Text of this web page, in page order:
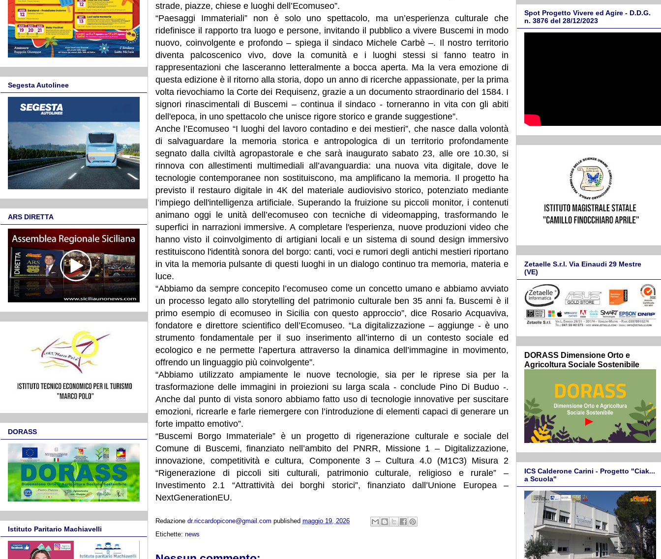
strade, piazze, chiese e luoghi dell’Ecomuseo”.
“Paesaggi Immateriali” non è solo uno spettacolo, ma un’esperienza culturale che
ridefinisce il rapporto tra luogo e persone, invitando il pubblico a vivere Buscemi in modo
nuovo, coinvolgente e profondo – spiega il sindaco Michele Carbè –. Il nostro territorio
diventa palcoscenico vivo, dove la comunità e i luoghi stessi si fanno teatro in
rappresentazioni che lasceranno letteralmente a bocca aperta. Ma la vera emozione di
questa edizione è il ritorno alla storia, dopo un anno di ricerche appassionate, per la prima
volta rievochiamo la Corte dei Requisenz, grazie a un documento straordinario del 1584. I
signori rinascimentali di Buscemi – continua il sindaco - torneranno in vita con gli abiti
dell'epoca, in uno spettacolo che unisce rigore storico e grande suggestione”.
Anche l’Ecomuseo “I luoghi del lavoro contadino e dei mestieri”, che nasce dalla volontà
di salvaguardare la memoria storica e antropologica di un territorio profondamente
segnato dalla civiltà agropastorale e che sarà inaugurato sabato 23, alle ore 10.30, si
rinnova con allestimenti multimediali all’avanguardia: una nuova vita digitale, dove le
tecnologie contemporanee non sostituiscono, ma amplificano la memoria. Il progetto ha
previsto il restauro digitale in 4K del materiale audiovisivo storico, potenziato mediante
l’impiego dell'intelligenza artificiale. Superando la fruizione su piccoli monitor, i contenuti
animano oggi le unità dell’ecomuseo con tecniche di videomapping, trasformando le
superfici in narrazioni immersive. A completare l'esperienza, nuove produzioni video che
hanno visto il coinvolgimento di artigiani locali e un sistema di sound design immersivo
restituiscono l'identità sonora del borgo: canti, voci e rumori degli antichi mestieri riportano
in vita la memoria pulsante di questi luoghi in un dialogo continuo tra memoria, materia e
luce.
“Abbiamo da sempre concepito l’ecomuseo come un concetto umano e abbiamo avviato
un processo legato allo storytelling del patrimonio culturale ben 35 anni fa. Buscemi è il
primo esempio di ecomuseo in Sicilia con questo approccio”, dice Rosario Acquaviva,
fondatore e direttore scientifico dell’Ecomuseo. “La digitalizzazione – aggiunge - è uno
strumento fondamentale per il suo inserimento all’interno di un contesto sociale ed
ecologico e ne permette l’apertura attraverso la dinamica dell’immagine in movimento,
offrendo un linguaggio più coinvolgente”.
“Abbiamo utilizzato ampiamente le nuove tecnologie, sia per le riprese sia per la
trasformazione delle immagini in proiezioni su larga scala - conclude Pino Di Buduo -.
Anche dal punto di vista sonoro abbiamo fatto uso di tecnologie innovative per suscitare
emozioni, ricrearle e farle riemergere con l’introduzione di elementi capaci di generare un
forte impatto emotivo”.
“Buscemi Borgo Immateriale” è un progetto di rigenerazione culturale e sociale del
Comune di Buscemi, finanziato nell’ambito del PNRR, Missione 1 – Digitalizzazione,
innovazione, competitività e cultura, Componente 3 – Cultura 4.0 (M1C3) Misura 2
“Rigenerazione di piccoli siti culturali, patrimonio culturale, religioso e rurale” –
Investimento 2.1 “Attrattività dei borghi storici”, finanziato dall’Unione Europea –
NextGenerationEU.
Redazione dr.riccardopicone@gmail.com published maggio 19, 2026
Etichette: news
Segesta Autolinee
ARS DIRETTA
DORASS
Istituto Paritario Machiavelli
Spot Progetto Vivere ed Agire - D.D.G.
n. 3876 del 28/12/2023
Zetaelle S.r.l. Via Einaudi 29 Mestre
(VE)
DORASS Dimensione Orto e
Agricoltura Sociale Sostenibile
ICS Calderone Carini - Progetto "Ciak...
a Scuola"